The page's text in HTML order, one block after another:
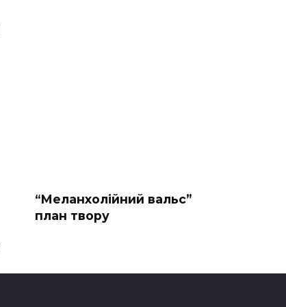
“Меланхолійний вальс”
план твору